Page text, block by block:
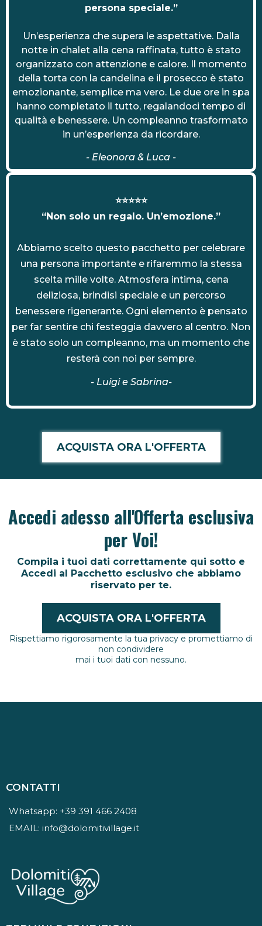
persona speciale.”
Un’esperienza che supera le aspettative. Dalla
notte in chalet alla cena raffinata, tutto è stato
organizzato con attenzione e calore. Il momento
della torta con la candelina e il prosecco è stato
emozionante, semplice ma vero. Le due ore in spa
hanno completato il tutto, regalandoci tempo di
qualità e benessere. Un compleanno trasformato
in un’esperienza da ricordare.
- Eleonora & Luca -
⭐⭐⭐⭐⭐
“Non solo un regalo. Un’emozione.”
Abbiamo scelto questo pacchetto per celebrare
una persona importante e rifaremmo la stessa
scelta mille volte. Atmosfera intima, cena
deliziosa, brindisi speciale e un percorso
benessere rigenerante. Ogni elemento è pensato
per far sentire chi festeggia davvero al centro. Non
è stato solo un compleanno, ma un momento che
resterà con noi per sempre.
- Luigi e Sabrina-
ACQUISTA ORA L'OFFERTA
Accedi adesso all'Offerta esclusiva
per Voi!
Compila i tuoi dati correttamente qui sotto e
Accedi al Pacchetto esclusivo che abbiamo
riservato per te.
ACQUISTA ORA L'OFFERTA
Rispettiamo rigorosamente la tua privacy e promettiamo di
non condividere
mai i tuoi dati con nessuno.
CONTATTI
Whatsapp: +39 391 466 2408
EMAIL: info@dolomitivillage.it